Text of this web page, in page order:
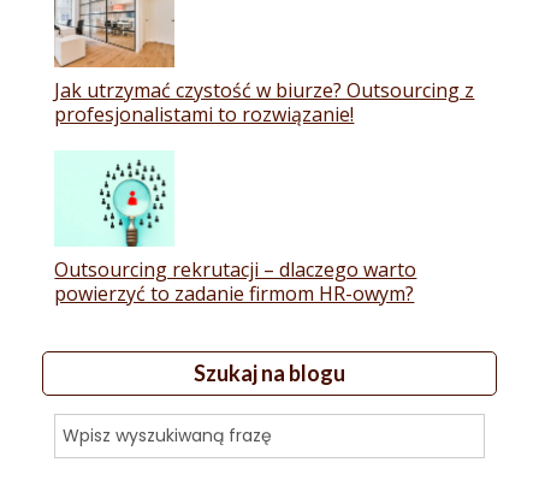
Jak utrzymać czystość w biurze? Outsourcing z
profesjonalistami to rozwiązanie!
Outsourcing rekrutacji – dlaczego warto
powierzyć to zadanie firmom HR-owym?
Szukaj na blogu